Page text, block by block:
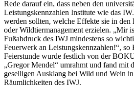
Rede darauf ein, dass neben den
Leistungskennzahlen Institute wie das
werden sollten, welche Effekte sie in den
oder Wildtiermanagement erzielen. „Mir
Fußabdruck des IWJ mindestens so
Feuerwerk an Leistungskennzahlen!“, so
Feierstunde wurde festlich von der
„Gregor Mendel“ umrahmt und fand mit
geselligen Ausklang bei Wild und Wein
Räumlichkeiten des IWJ.